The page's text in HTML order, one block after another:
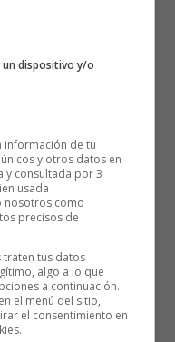
Océano" es una
las especies más
y la importancia
la necesidad de
La
🐳
fuertes,
terrestres.
sin igual,
y su ritual.
dispositivo y/o
información de tu
y otros datos en
y consultada por 3
usada
nosotros como
precisos de
traten tus datos
algo a lo que
a continuación.
el menú del sitio,
el consentimiento en